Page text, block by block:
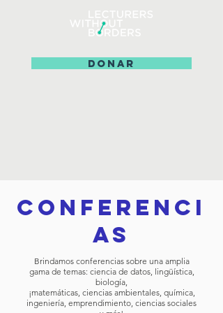
DONAR
CONFERENCI
AS
Brindamos conferencias sobre una amplia
gama de temas: ciencia de datos, lingüística,
biología,
¡matemáticas, ciencias ambientales, química,
ingeniería, emprendimiento, ciencias sociales